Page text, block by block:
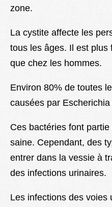
zone.
La cystite affecte les
tous les âges. Il est plus
que chez les hommes.
Environ 80% de toutes
causées par Escherichia
Ces bactéries font
saine. Cependant, des
entrer dans la vessie à
des infections urinaires.
Les infections des voies